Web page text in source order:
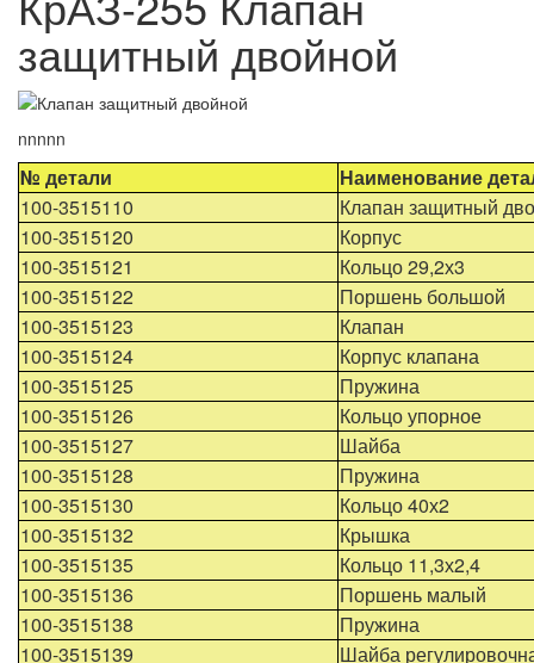
защитный двойной
nnnnn
№ детали
Наименование
100-3515110
Клапан защитный
100-3515120
Корпус
100-3515121
Кольцо 29,2х3
100-3515122
Поршень большой
100-3515123
Клапан
100-3515124
Корпус клапана
100-3515125
Пружина
100-3515126
Кольцо упорное
100-3515127
Шайба
100-3515128
Пружина
100-3515130
Кольцо 40х2
100-3515132
Крышка
100-3515135
Кольцо 11,3х2,4
100-3515136
Поршень малый
100-3515138
Пружина
100-3515139
Шайба